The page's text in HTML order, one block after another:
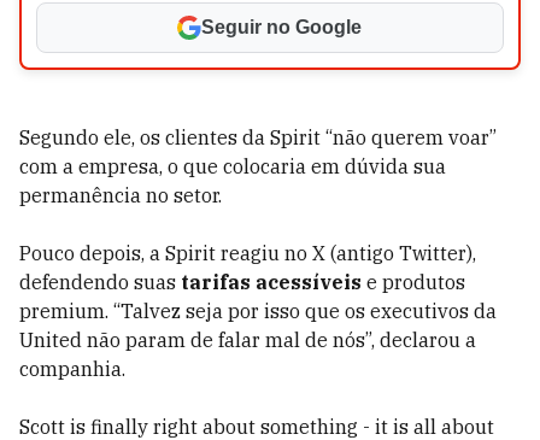
Seguir no Google
Segundo ele, os clientes da Spirit “não querem voar”
com a empresa, o que colocaria em dúvida sua
permanência no setor.
Pouco depois, a Spirit reagiu no X (antigo Twitter),
defendendo suas tarifas acessíveis e produtos
premium. “Talvez seja por isso que os executivos da
United não param de falar mal de nós”, declarou a
companhia.
Scott is finally right about something - it is all about